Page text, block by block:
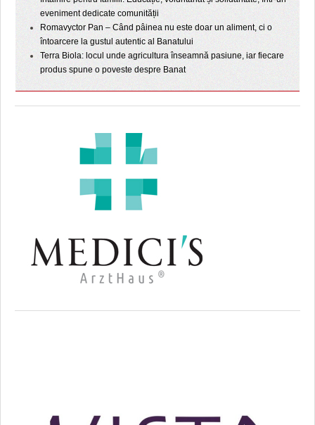
eveniment dedicate comunității
Romavyctor Pan – Când pâinea nu este doar un aliment, ci o
întoarcere la gustul autentic al Banatului
Terra Biola: locul unde agricultura înseamnă pasiune, iar fiecare
produs spune o poveste despre Banat